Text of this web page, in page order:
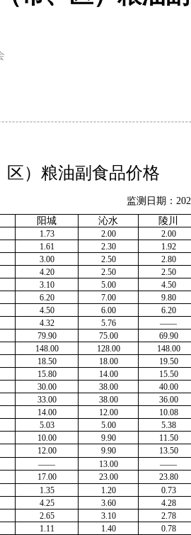
区）粮油副食品价格
监测日期： 20
阳城 沁水
陵川
1.73 2.00 2.00
1.61 2.30 1.92
3.00 2.50 2.80
4.20 2.50 2.50
3.10 5.00 4.50
6.20 7.00 9.80
4.50 6.00 6.20
4.32 5.76 ——
79.90 75.00 69.90
148.00 128.00 148.00
18.50 18.00 19.50
15.80 14.00 15.50
30.00 38.00 40.00
33.00 38.00 36.00
14.00 12.00 10.08
5.03 5.00 5.38
10.00 9.90 11.50
12.00 9.90 13.50
—— 13.00 ——
17.00 23.00 23.80
1.35 1.20 0.73
4.25 3.60 4.28
2.65 3.10 2.78
1.11 1.40 0.78